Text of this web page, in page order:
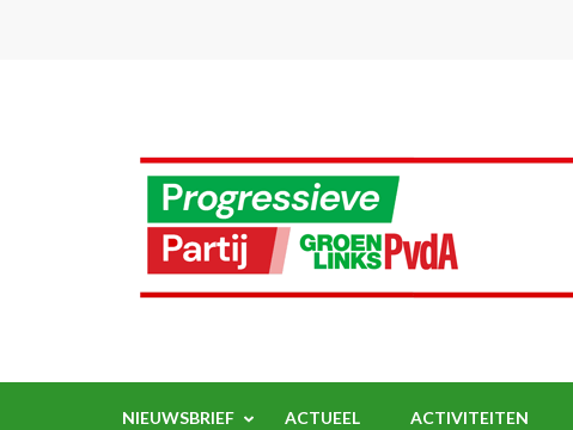
NIEUWSBRIEF ACTUEEL ACTIVITEITEN